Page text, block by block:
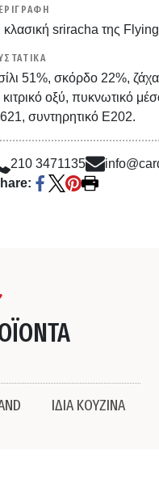
κλασική sriracha της
51%, σκόρδο 22%,
οξύ, πυκνωτικό
συντηρητικό Ε202.
210 3471135
ΙΔΙΑ ΚΟΥΖΙΝΑ